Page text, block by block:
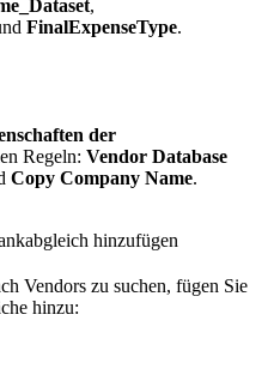
,
FinalExpenseType.
der
Regeln: Vendor Database
Copy Company Name.
hinzufügen
Vendors zu suchen, fügen Sie
hinzu: